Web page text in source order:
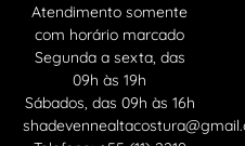
Atendimento somente
com horário marcado
Segunda a sexta, das
09h às 19h
Sábados, das 09h às 16h